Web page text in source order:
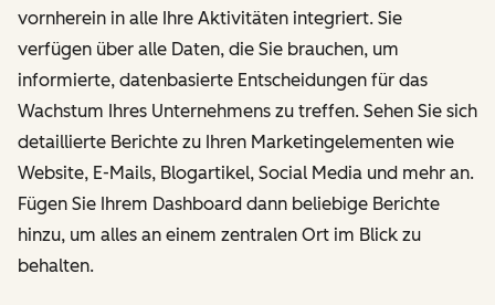
vornherein in alle Ihre Aktivitäten integriert. Sie
verfügen über alle Daten, die Sie brauchen, um
informierte, datenbasierte Entscheidungen für das
Wachstum Ihres Unternehmens zu treffen. Sehen Sie sich
detaillierte Berichte zu Ihren Marketingelementen wie
Website, E-Mails, Blogartikel, Social Media und mehr an.
Fügen Sie Ihrem Dashboard dann beliebige Berichte
hinzu, um alles an einem zentralen Ort im Blick zu
behalten.